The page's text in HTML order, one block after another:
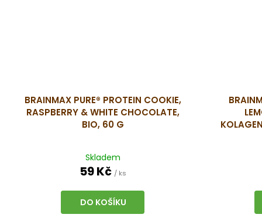
BRAINMAX PURE® PROTEIN COOKIE,
RASPBERRY & WHITE CHOCOLATE,
BIO, 60 G
Skladem
59 Kč / ks
DO KOŠÍKU